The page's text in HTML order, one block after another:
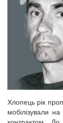
Хлопець рік
мобілізували